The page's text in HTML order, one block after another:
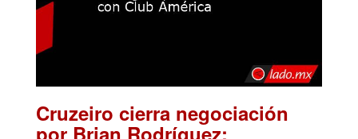
Cruzeiro cierra negociación
por Brian Rodríguez;